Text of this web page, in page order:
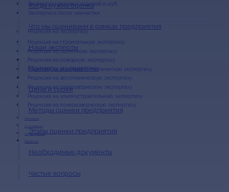
Экспертиза меховых изделий и шуб
Экспертиза после химчистки
Рецензия на строительную экспертизу
Рецензия на оценочную экспертизу
Рецензия на пожарную экспертизу
Рецензия на инженерно-техническую экспертизу
Рецензия на автотехническую экспертизу
Рецензия на товароведческую экспертизу
Рецензия на землеустроительную экспертизу
Рецензия на почерковедческую экспертизу
Контакты
О компании
Сертификаты
Вакансии
Когда нужна оценка
Что мы оцениваем в рамках предприятия
Наши эксперты
Примеры из практики
Цены и сроки
Методы оценки предприятия
Этапы оценки предприятия
Необходимые документы
Частые вопросы